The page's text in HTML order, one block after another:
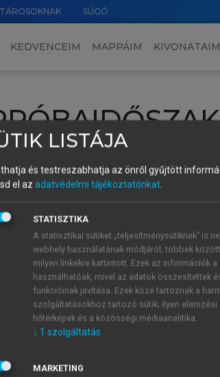
SÚGÓ
KEDVENCEIM MAPPÁIM KIVONATAIM
megtekintéséhez lépj be a saját fiókoddal,
Új felhasználóként1 óra díjmentes
elindításához,
A regisztráció után a
SAJÁT FIÓKKAL
LISTÁJA
és testreszabhatja az önről gyűjtött
el az adatvédelmi tájékoztatónkat.
STATISZTIKA
A statisztikai sütiket „teljesítménysütiknek” is
webhely használatának módjáról, többek
milyen linkekre kattintott. Ezek az információk
használhatóak, mivel az adatok összesítettek
funkcióinak javítása. Ezek közé tartoznak a
szolgáltatásokhoz tartozó sütik; ilyen
hőtérképek és a közösségi médiaanalitika.
↓ 1 szolgáltatás
MARKETING